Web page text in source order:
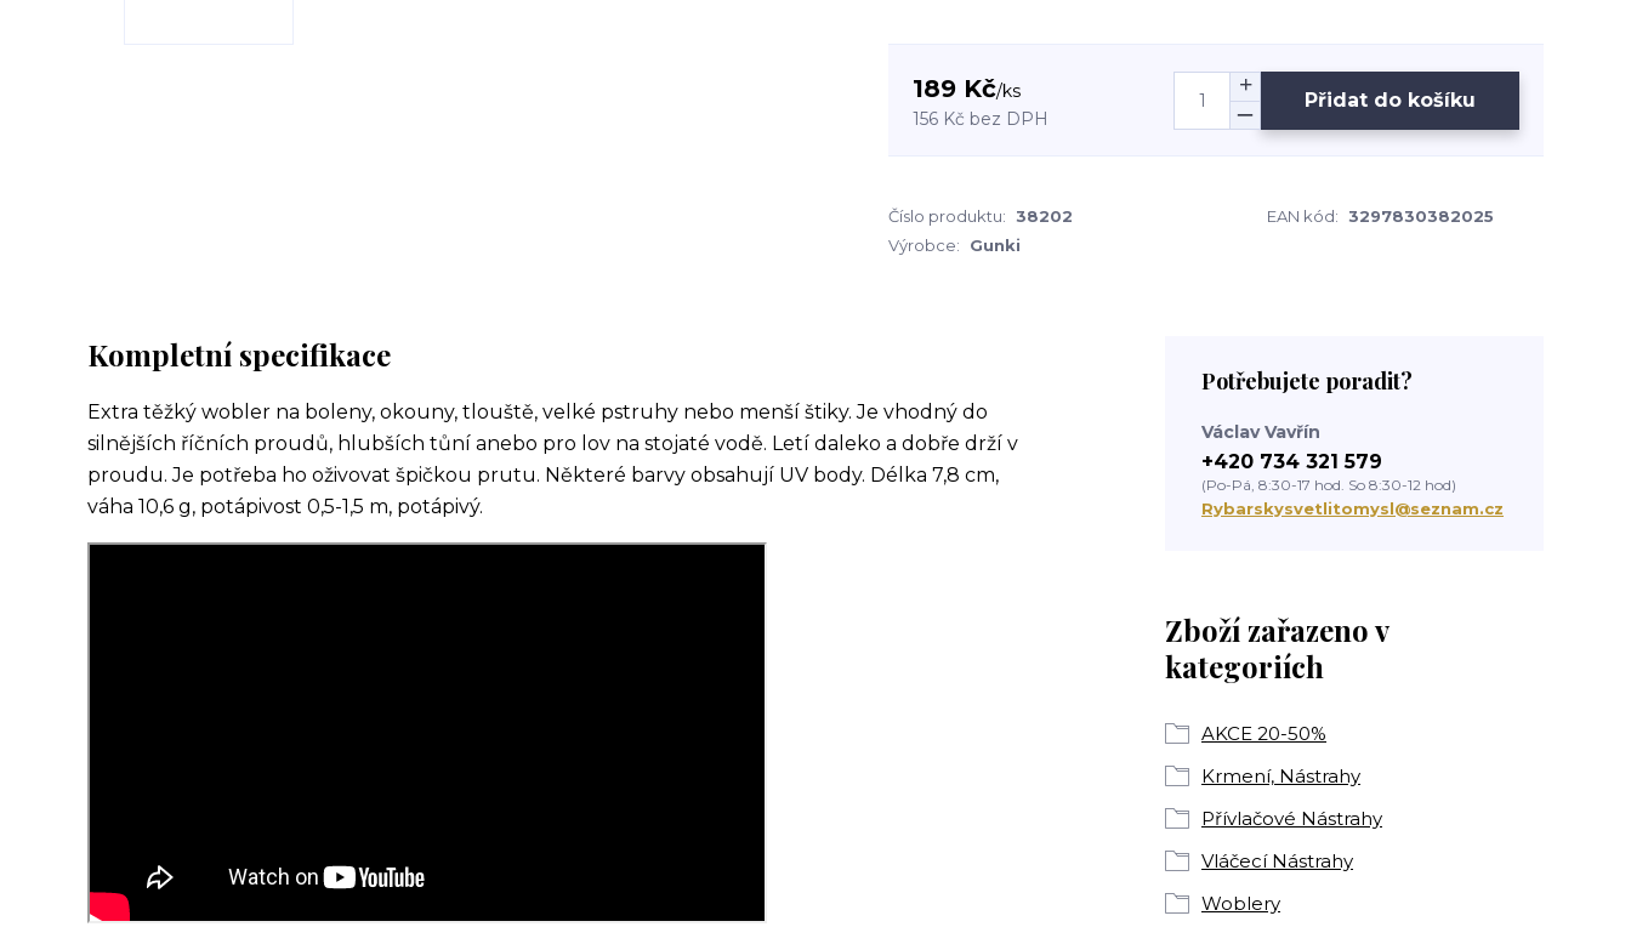
189 Kč/ks
156 Kč bez DPH
Přidat do košíku
Číslo produktu: 38202 EAN kód: 3297830382025
Výrobce:
Gunki
Kompletní specifikace
Extra těžký wobler na boleny, okouny, tlouště, velké pstruhy nebo menší štiky. Je vhodný do
silnějších říčních proudů, hlubších tůní anebo pro lov na stojaté vodě. Letí daleko a dobře drží v
proudu. Je potřeba ho oživovat špičkou prutu. Některé barvy obsahují UV body. Délka 7,8 cm,
váha 10,6 g, potápivost 0,5-1,5 m, potápivý.
Zboží zařazeno v
kategoriích
AKCE 20-50%
Krmení, Nástrahy
Přívlačové Nástrahy
Vláčecí Nástrahy
Woblery
Potřebujete poradit?
Václav Vavřín
+420 734 321 579
(Po-Pá, 8:30-17 hod. So 8:30-12 hod)
Rybarskysvetlitomysl@seznam.cz